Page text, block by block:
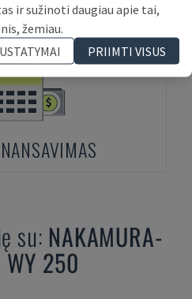
MOKĖJIMAS
su: NAKAMURA-
WY 250
ir sužinoti daugiau apie tai,
žemiau.
PRIIMTI VISUS